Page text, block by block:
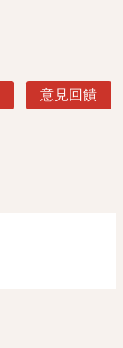
意見回饋